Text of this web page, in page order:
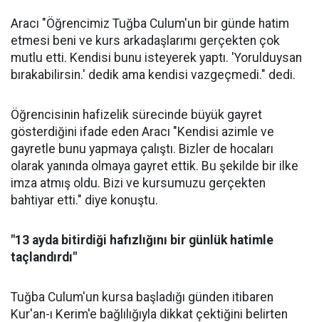
Aracı "Öğrencimiz Tuğba Culum'un bir günde hatim
etmesi beni ve kurs arkadaşlarımı gerçekten çok
mutlu etti. Kendisi bunu isteyerek yaptı. 'Yorulduysan
bırakabilirsin.' dedik ama kendisi vazgeçmedi." dedi.
Öğrencisinin hafizelik sürecinde büyük gayret
gösterdiğini ifade eden Aracı "Kendisi azimle ve
gayretle bunu yapmaya çalıştı. Bizler de hocaları
olarak yanında olmaya gayret ettik. Bu şekilde bir ilke
imza atmış oldu. Bizi ve kursumuzu gerçekten
bahtiyar etti." diye konuştu.
"13 ayda bitirdiği hafızlığını bir günlük hatimle
taçlandırdı"
Tuğba Culum'un kursa başladığı günden itibaren
Kur'an-ı Kerim'e bağlılığıyla dikkat çektiğini belirten